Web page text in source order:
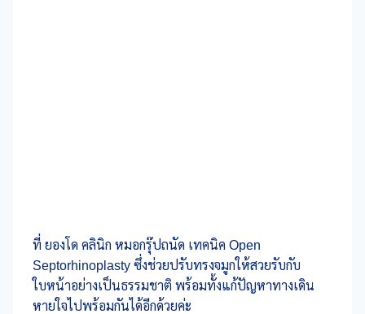
ที่ ยองโด คลินิก หมอกรุ๊ปถนัด เทคนิค Open
Septorhinoplasty ซึ่งช่วยปรับทรงจมูกให้สวยรับกับ
ใบหน้าอย่างเป็นธรรมชาติ พร้อมทั้งแก้ปัญหาทางเดิน
หายใจไปพร้อมกันได้อีกด้วยค่ะ